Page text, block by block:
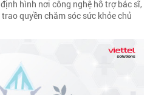
hình nơi công nghệ hỗ trợ bác sĩ,
quyền chăm sóc sức khỏe chủ